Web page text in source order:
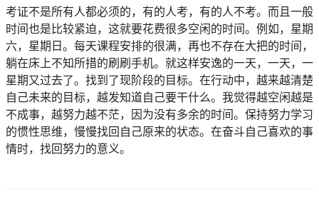
考证不是所有人都必须的，有的人考，有的人不考。而且一般
时间也是比较紧迫，这就要花费很多空闲的时间。例如，星期
六，星期日。每天课程安排的很满，再也不存在大把的时间，
躺在床上不知所措的刷刷手机。就这样安逸的一天，一天，一
星期又过去了。找到了现阶段的目标。在行动中，越来越清楚
自己未来的目标，越发知道自己要干什么。我觉得越空闲越是
不成事，越努力越不茫，因为没有多余的时间。保持努力学习
的惯性思维，慢慢找回自己原来的状态。在奋斗自己喜欢的事
情时，找回努力的意义。